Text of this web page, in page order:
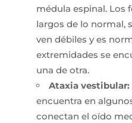
médula espinal. Los
largos de lo normal,
ven débiles y es
extremidades se
una de otra.
Ataxia vestibular:
encuentra en
conectan el oído